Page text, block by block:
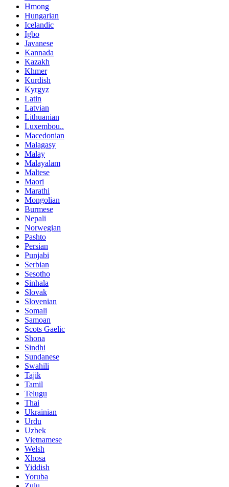
Hmong
Hungarian
Icelandic
Igbo
Javanese
Kannada
Kazakh
Khmer
Kurdish
Kyrgyz
Latin
Latvian
Lithuanian
Luxembou..
Macedonian
Malagasy
Malay
Malayalam
Maltese
Maori
Marathi
Mongolian
Burmese
Nepali
Norwegian
Pashto
Persian
Punjabi
Serbian
Sesotho
Sinhala
Slovak
Slovenian
Somali
Samoan
Scots Gaelic
Shona
Sindhi
Sundanese
Swahili
Tajik
Tamil
Telugu
Thai
Ukrainian
Urdu
Uzbek
Vietnamese
Welsh
Xhosa
Yiddish
Yoruba